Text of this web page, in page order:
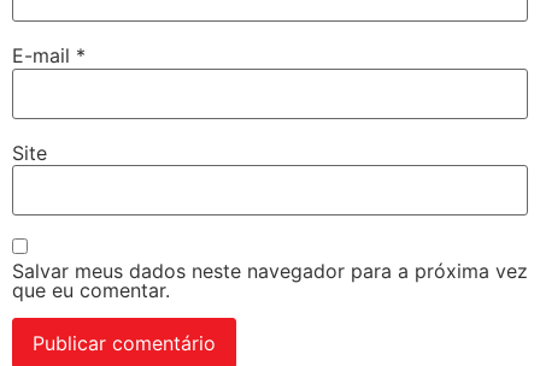
E-mail *
Site
Salvar meus dados neste navegador para a próxima vez
que eu comentar.